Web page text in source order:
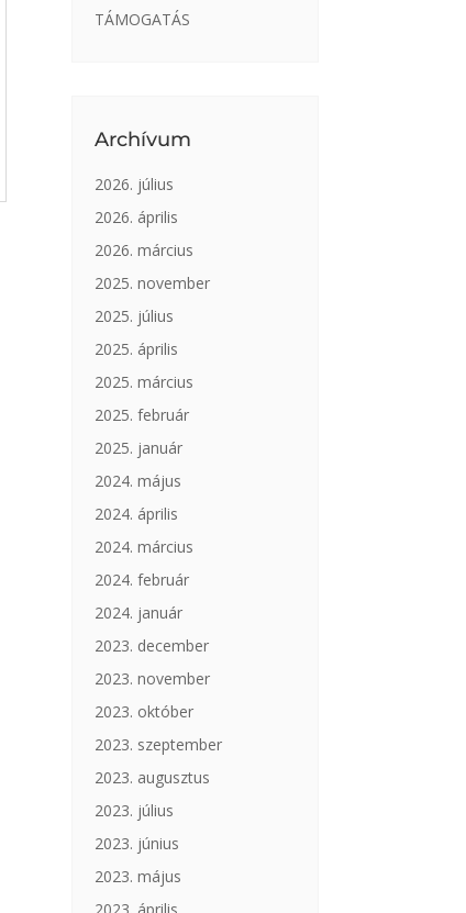
TÁMOGATÁS
Archívum
2026. július
2026. április
2026. március
2025. november
2025. július
2025. április
2025. március
2025. február
2025. január
2024. május
2024. április
2024. március
2024. február
2024. január
2023. december
2023. november
2023. október
2023. szeptember
2023. augusztus
2023. július
2023. június
2023. május